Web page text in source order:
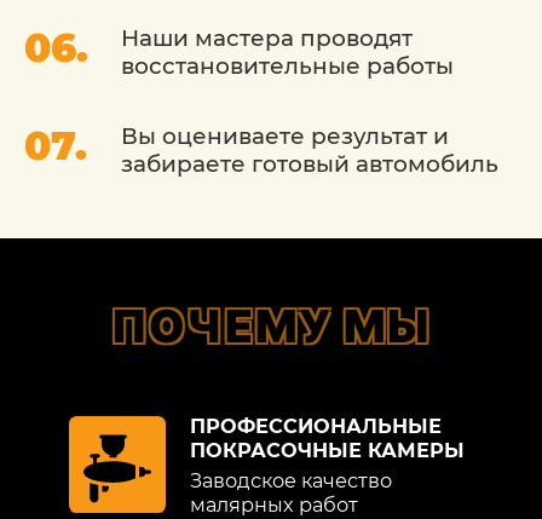
Наши мастера проводят
восстановительные работы
Вы оцениваете результат и
забираете готовый автомобиль
ПОЧЕМУ МЫ
ПРОФЕССИОНАЛЬНЫЕ
ПОКРАСОЧНЫЕ КАМЕРЫ
Заводское качество
малярных работ